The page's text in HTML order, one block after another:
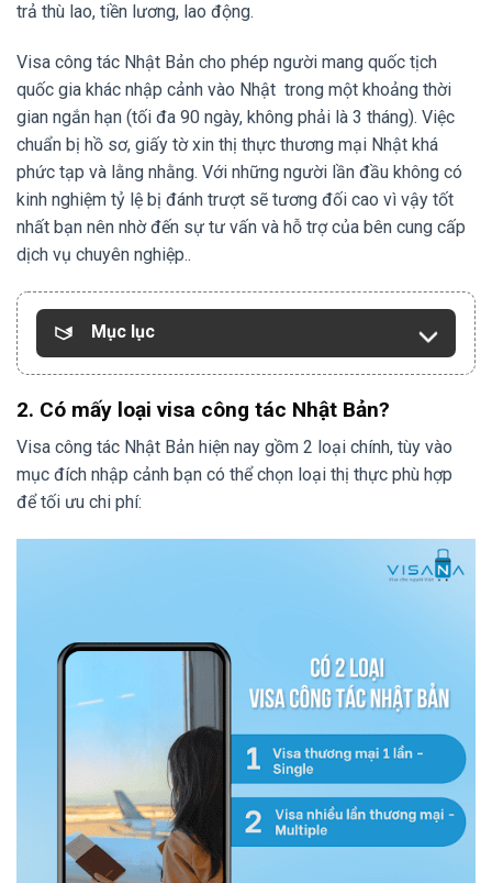
trả thù lao, tiền lương, lao động.
Visa công tác Nhật Bản cho phép người mang quốc tịch
quốc gia khác nhập cảnh vào Nhật trong một khoảng thời
gian ngắn hạn (tối đa 90 ngày, không phải là 3 tháng). Việc
chuẩn bị hồ sơ, giấy tờ xin thị thực thương mại Nhật khá
phức tạp và lằng nhằng. Với những người lần đầu không có
kinh nghiệm tỷ lệ bị đánh trượt sẽ tương đối cao vì vậy tốt
nhất bạn nên nhờ đến sự tư vấn và hỗ trợ của bên cung cấp
dịch vụ chuyên nghiệp..
Mục lục
2. Có mấy loại visa công tác Nhật Bản?
Visa công tác Nhật Bản hiện nay gồm 2 loại chính, tùy vào
mục đích nhập cảnh bạn có thể chọn loại thị thực phù hợp
để tối ưu chi phí: